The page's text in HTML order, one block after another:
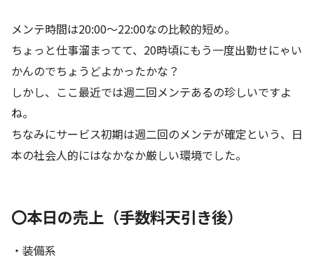
メンテ時間は20:00～22:00なの比較的短め。
ちょっと仕事溜まってて、20時頃にもう一度出勤せにゃい
かんのでちょうどよかったかな？
しかし、ここ最近では週二回メンテあるの珍しいですよ
ね。
ちなみにサービス初期は週二回のメンテが確定という、日
本の社会人的にはなかなか厳しい環境でした。
〇本日の売上（手数料天引き後）
・装備系